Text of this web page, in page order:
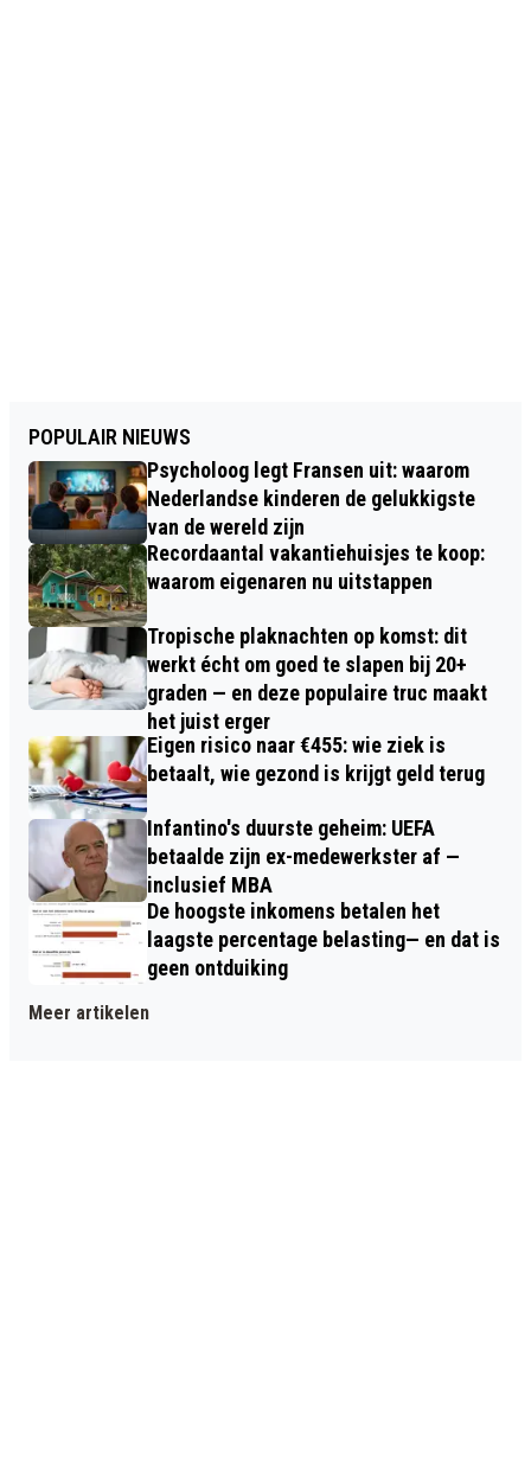
POPULAIR NIEUWS
Psycholoog legt Fransen uit: waarom
Nederlandse kinderen de gelukkigste
van de wereld zijn
Recordaantal vakantiehuisjes te koop:
waarom eigenaren nu uitstappen
Tropische plaknachten op komst: dit
werkt écht om goed te slapen bij 20+
graden — en deze populaire truc maakt
het juist erger
Eigen risico naar €455: wie ziek is
betaalt, wie gezond is krijgt geld terug
Infantino's duurste geheim: UEFA
betaalde zijn ex-medewerkster af —
inclusief MBA
De hoogste inkomens betalen het
laagste percentage belasting— en dat is
geen ontduiking
Meer artikelen